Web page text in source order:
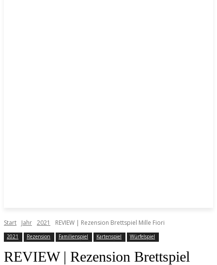
Start Jahr 2021 REVIEW | Rezension Brettspiel Mille Fiori
2021 Rezension Familienspiel Kartenspiel Würfelspiel
REVIEW | Rezension Brettspiel